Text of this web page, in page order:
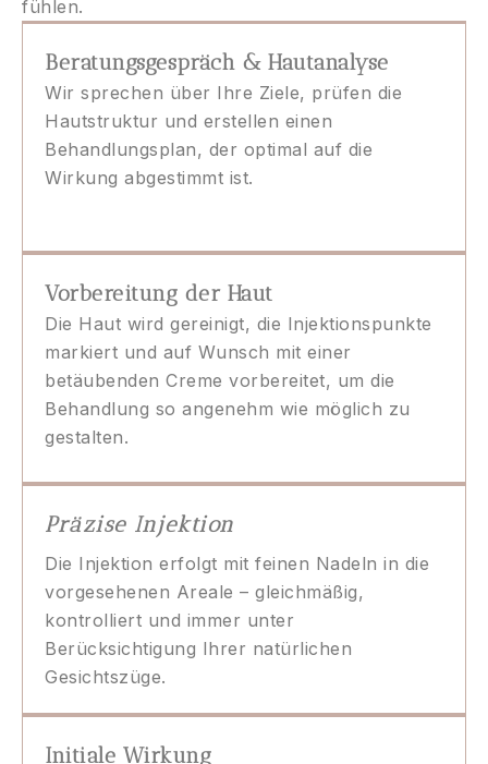
fühlen.
Beratungsgespräch & Hautanalyse
Wir sprechen über Ihre Ziele, prüfen die
Hautstruktur und erstellen einen
Behandlungsplan, der optimal auf die
Wirkung abgestimmt ist.
Vorbereitung der Haut
Die Haut wird gereinigt, die Injektionspunkte
markiert und auf Wunsch mit einer
betäubenden Creme vorbereitet, um die
Behandlung so angenehm wie möglich zu
gestalten.
Präzise Injektion
Die Injektion erfolgt mit feinen Nadeln in die
vorgesehenen Areale – gleichmäßig,
kontrolliert und immer unter
Berücksichtigung Ihrer natürlichen
Gesichtszüge.
Initiale Wirkung